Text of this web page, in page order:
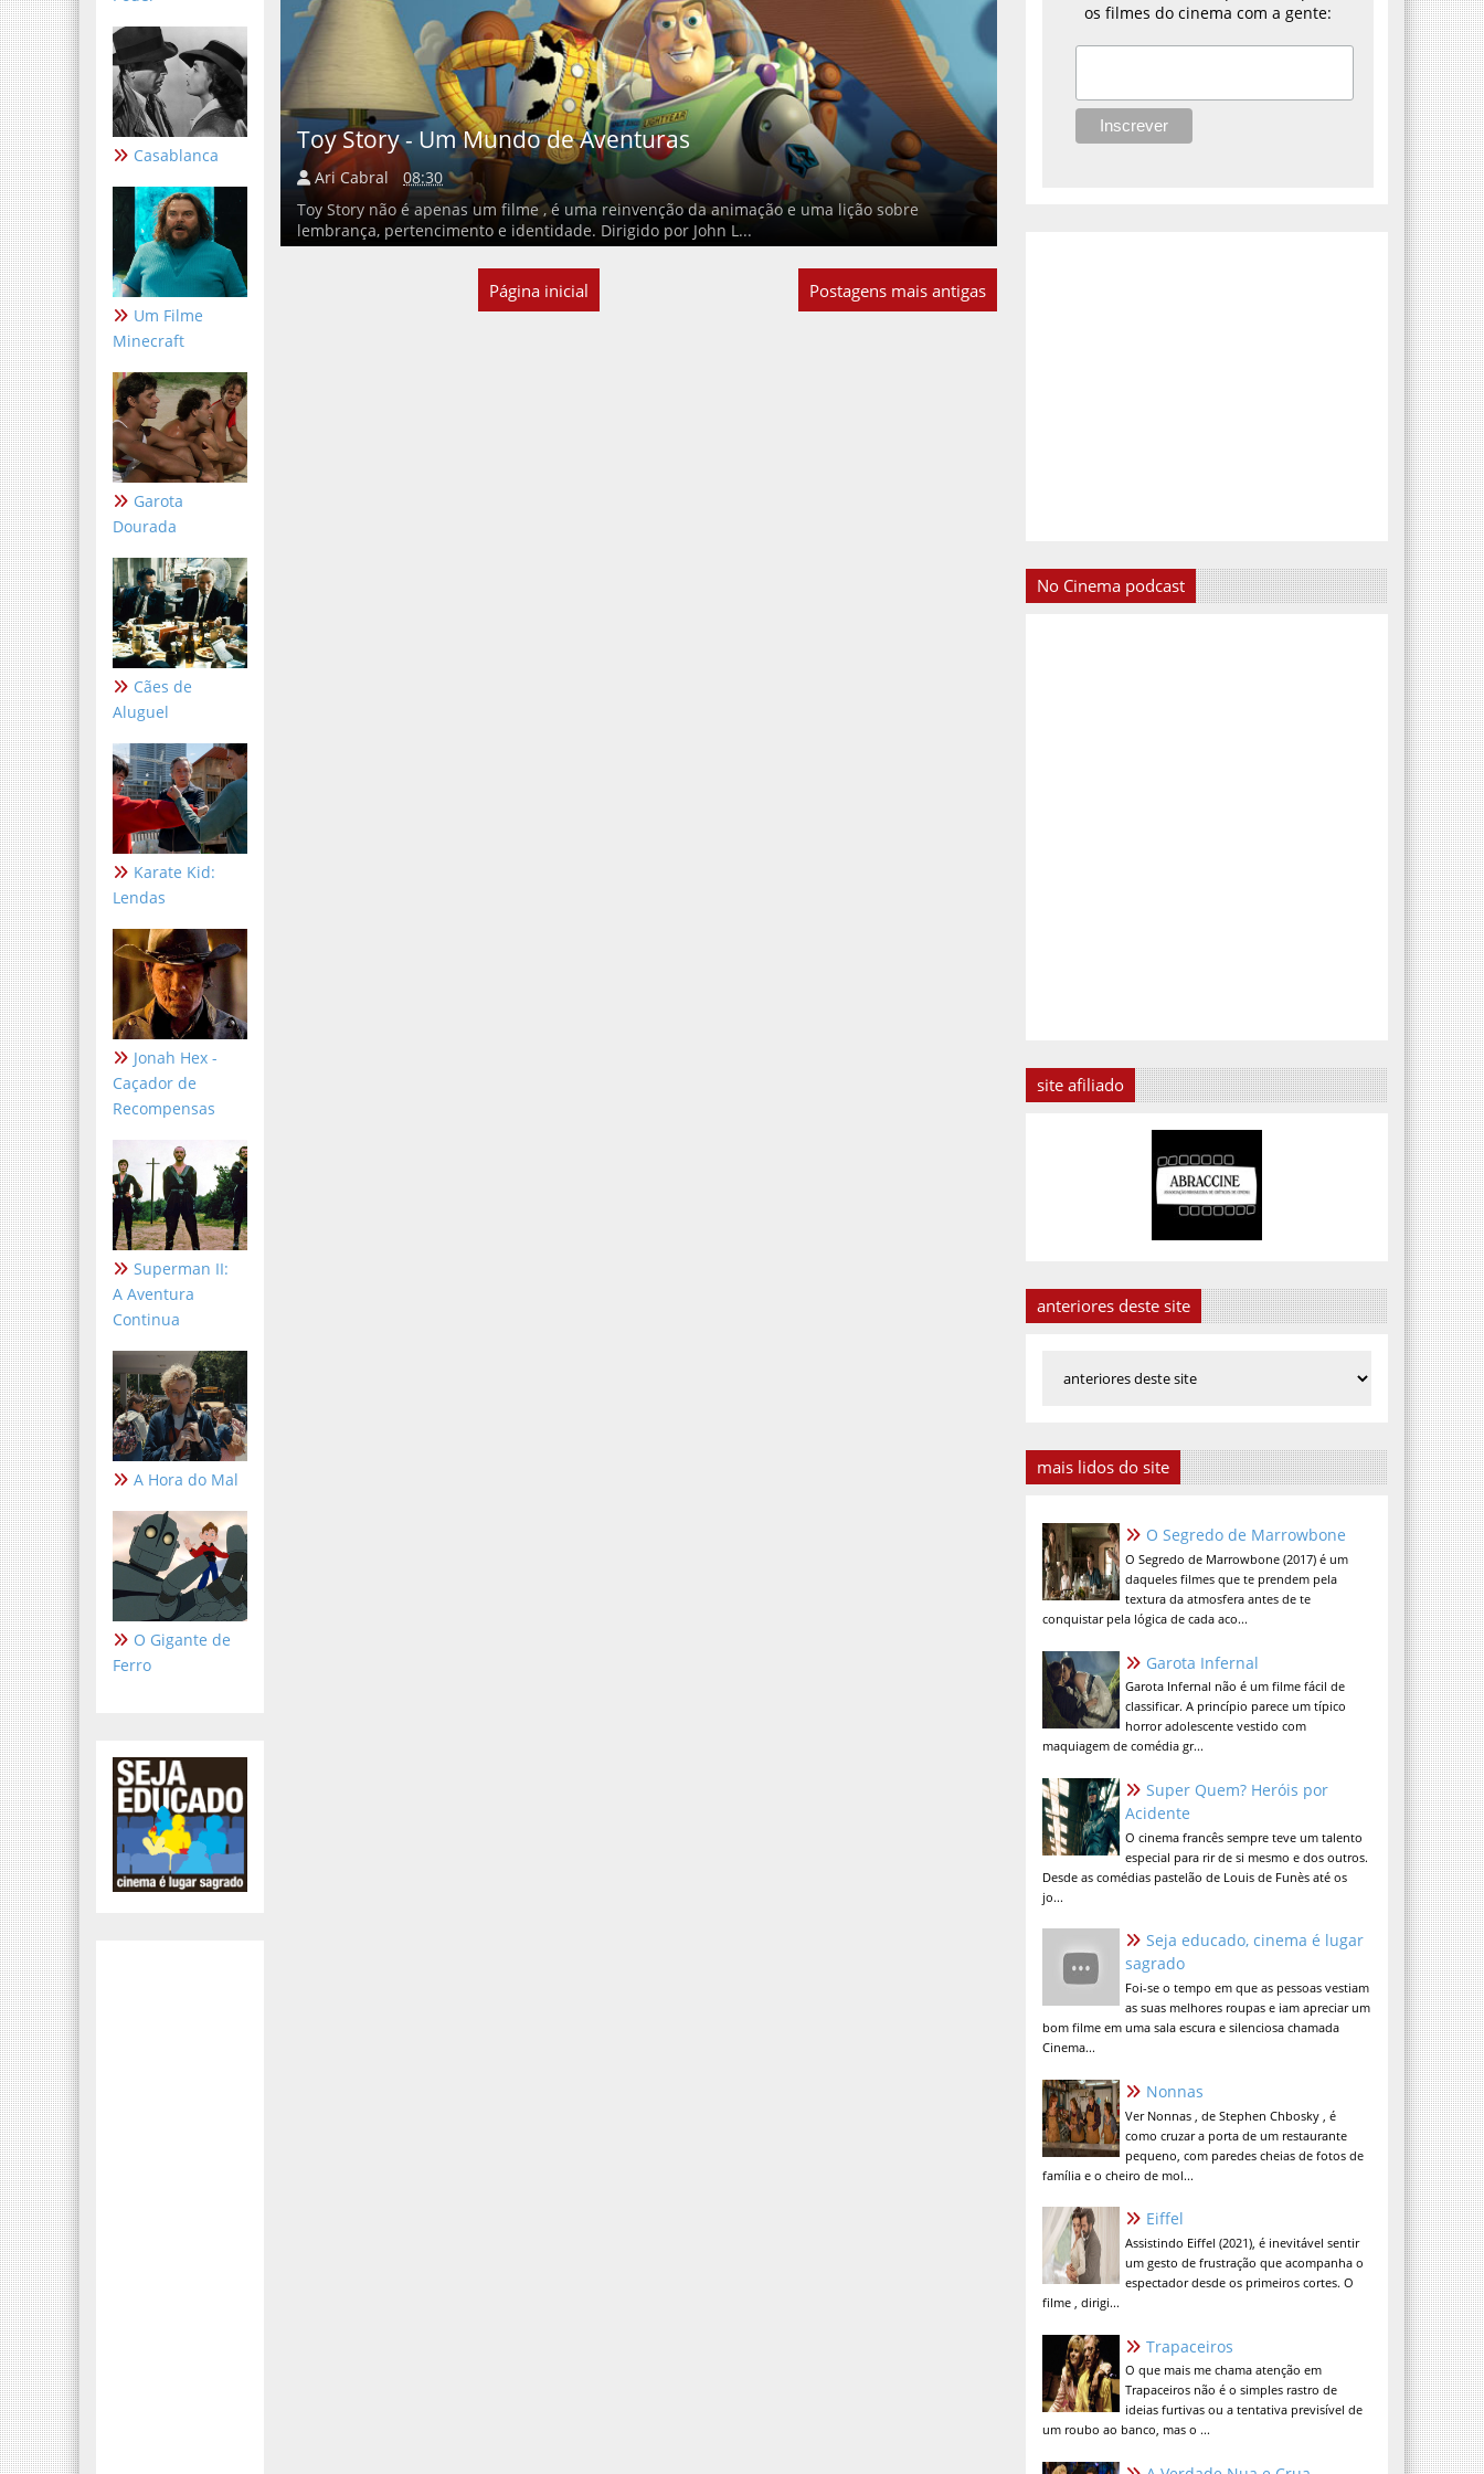
Casablanca
Um Filme
Minecraft
Garota
Dourada
Cães de
Aluguel
Karate Kid:
Lendas
Jonah Hex -
Caçador de
Recompensas
Superman II:
A Aventura
Continua
A Hora do Mal
O Gigante de
Ferro
Toy Story - Um Mundo de Aventuras
Ari Cabral
08:30
Toy Story não é apenas um filme , é uma reinvenção da animação e uma lição sobre
lembrança, pertencimento e identidade. Dirigido por John L...
Postagens mais antigas
Página inicial
os filmes do cinema com a gente:
No Cinema podcast
site afiliado
anteriores deste site
mais lidos do site
O Segredo de Marrowbone
O Segredo de Marrowbone (2017) é um
daqueles filmes que te prendem pela
textura da atmosfera antes de te
conquistar pela lógica de cada aco...
Garota Infernal
Garota Infernal não é um filme fácil de
classificar. A princípio parece um típico
horror adolescente vestido com
maquiagem de comédia gr...
Super Quem? Heróis por
Acidente
O cinema francês sempre teve um talento
especial para rir de si mesmo e dos outros.
Desde as comédias pastelão de Louis de Funès até os
jo...
Seja educado, cinema é lugar
sagrado
Foi-se o tempo em que as pessoas vestiam
as suas melhores roupas e iam apreciar um
bom filme em uma sala escura e silenciosa chamada
Cinema...
Nonnas
Ver Nonnas , de Stephen Chbosky , é
como cruzar a porta de um restaurante
pequeno, com paredes cheias de fotos de
família e o cheiro de mol...
Eiffel
Assistindo Eiffel (2021), é inevitável sentir
um gesto de frustração que acompanha o
espectador desde os primeiros cortes. O
filme , dirigi...
Trapaceiros
O que mais me chama atenção em
Trapaceiros não é o simples rastro de
ideias furtivas ou a tentativa previsível de
um roubo ao banco, mas o ...